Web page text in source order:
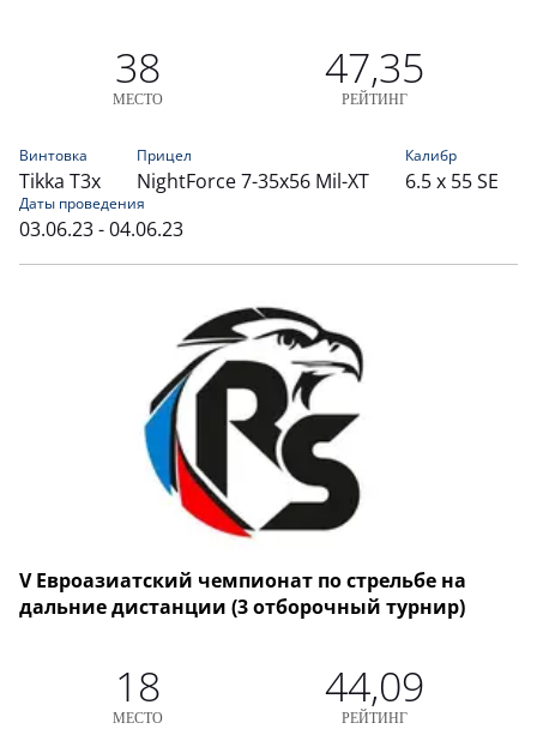
38
МЕСТО
47,35
РЕЙТИНГ
Винтовка
Tikka T3x
Прицел
NightForce 7-35x56 Mil-XT
Калибр
6.5 x 55 SE
Даты проведения
03.06.23 - 04.06.23
V Евроазиатский чемпионат по стрельбе на
дальние дистанции (3 отборочный турнир)
18
МЕСТО
44,09
РЕЙТИНГ